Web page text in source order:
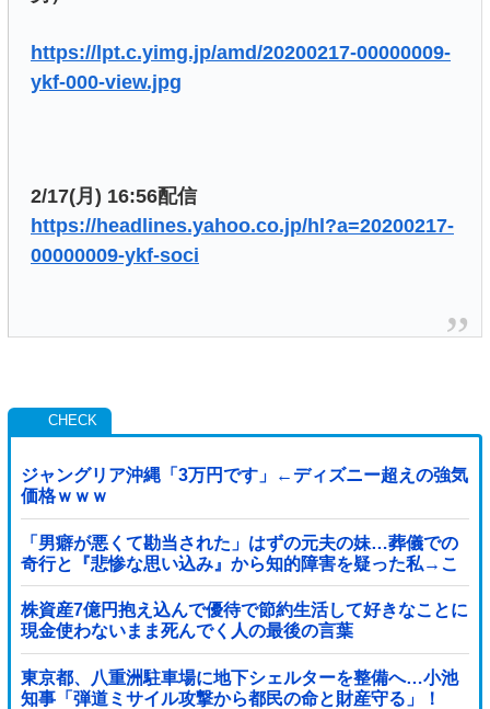
https://lpt.c.yimg.jp/amd/20200217-00000009-
ykf-000-view.jpg
2/17(月) 16:56配信
https://headlines.yahoo.co.jp/hl?a=20200217-
00000009-ykf-soci
ジャングリア沖縄「3万円です」←ディズニー超えの強気
価格ｗｗｗ
「男癖が悪くて勘当された」はずの元夫の妹…葬儀での
奇行と『悲惨な思い込み』から知的障害を疑った私→こ
っそり病院へ誘導し行政保護させた話
株資産7億円抱え込んで優待で節約生活して好きなことに
現金使わないまま死んでく人の最後の言葉
東京都、八重洲駐車場に地下シェルターを整備へ…小池
知事「弾道ミサイル攻撃から都民の命と財産守る」！